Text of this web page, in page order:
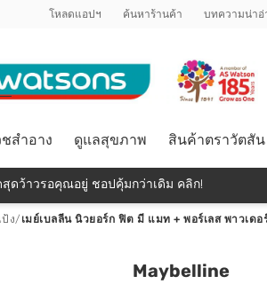
โหลดแอปฯ ค้นหาร้านค้า บทความน่าอ่
ชสำอาง ดูแลสุขภาพ สินค้าตราวัตสัน
ดว้าวรอคุณอยู่ ชอปคุ้มกว่าเดิม คลิก!
ป้ง/ เมย์เบลลีน นิวยอร์ก ฟิต มี แมท + พอร์เลส พาวเดอ
Maybelline